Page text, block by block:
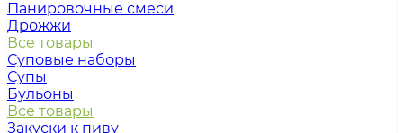
Панировочные смеси
Дрожжи
Все товары
Суповые наборы
Супы
Бульоны
Все товары
Закуски к пиву